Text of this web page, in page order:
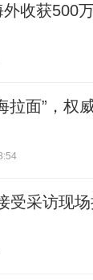
收获500
拉面”，权
受采访现场